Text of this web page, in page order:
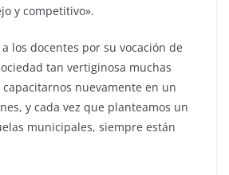
y competitivo».
los docentes por su vocación de
tan vertiginosa muchas
capacitarnos nuevamente en un
y cada vez que planteamos un
municipales, siempre están